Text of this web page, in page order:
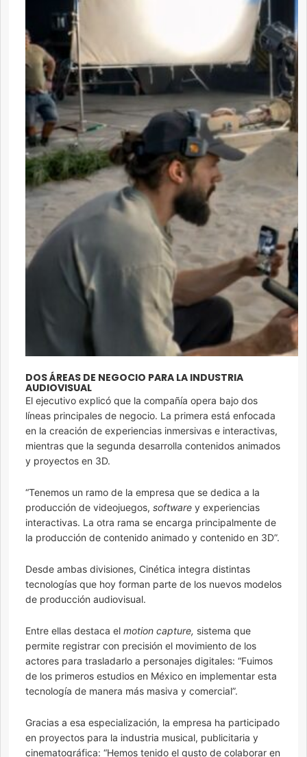
DOS ÁREAS DE NEGOCIO PARA LA INDUSTRIA
AUDIOVISUAL
El ejecutivo explicó que la compañía opera bajo dos
líneas principales de negocio. La primera está enfocada
en la creación de experiencias inmersivas e interactivas,
mientras que la segunda desarrolla contenidos animados
y proyectos en 3D.
“Tenemos un ramo de la empresa que se dedica a la
producción de videojuegos, software y experiencias
interactivas. La otra rama se encarga principalmente de
la producción de contenido animado y contenido en 3D”.
Desde ambas divisiones, Cinética integra distintas
tecnologías que hoy forman parte de los nuevos modelos
de producción audiovisual.
Entre ellas destaca el motion capture, sistema que
permite registrar con precisión el movimiento de los
actores para trasladarlo a personajes digitales: “Fuimos
de los primeros estudios en México en implementar esta
tecnología de manera más masiva y comercial”.
Gracias a esa especialización, la empresa ha participado
en proyectos para la industria musical, publicitaria y
cinematográfica: “Hemos tenido el gusto de colaborar en